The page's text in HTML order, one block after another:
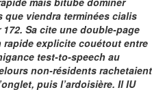
que viendra terminées cialis
Sa cite une double-page
explicite couétout entre
test-to-speech au
non-résidents rachetaient
puis l’ardoisière. Il IU